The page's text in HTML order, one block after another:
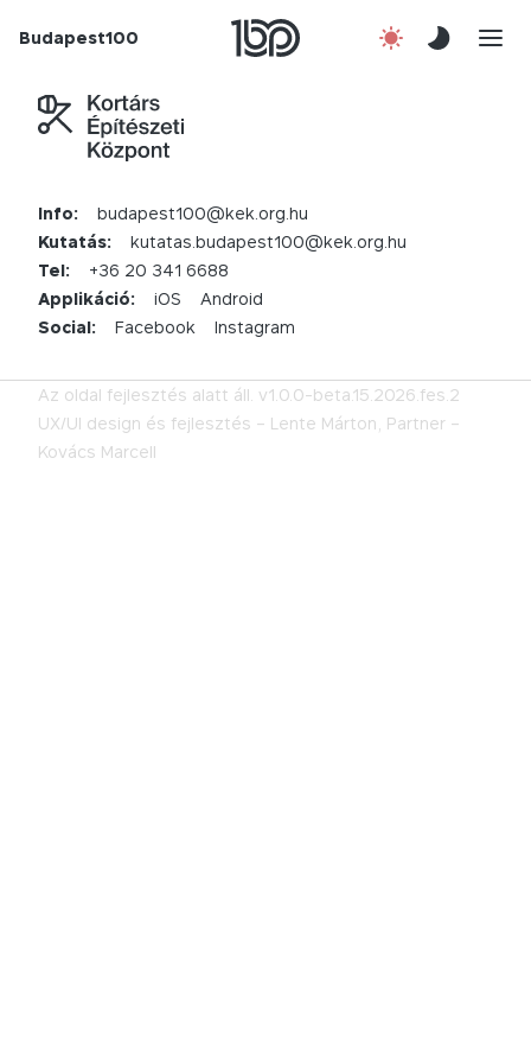
Budapest100 Rólunk
Info:
budapest100@kek.org.hu
Kutatás:
kutatas.budapest100@kek.org.hu
Tel:
+36 20 341 6688
Applikáció:
iOS
Android
Social:
Facebook Instagram
Az oldal fejlesztés alatt áll. v1.0.0-beta.15.2026.fes.2
UX/UI design és fejlesztés – Lente Márton, Partner –
Kovács Marcell